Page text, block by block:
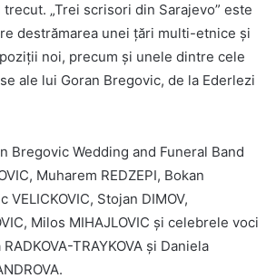
„Trei scrisori din Sarajevo” este
destrămarea unei țări multi-etnice și
noi, precum și unele dintre cele
ale lui Goran Bregovic, de la Ederlezi
Bregovic Wedding and Funeral Band
Muharem REDZEPI, Bokan
VELICKOVIC, Stojan DIMOV,
Milos MIHAJLOVIC și celebrele voci
TRAYKOVA și Daniela